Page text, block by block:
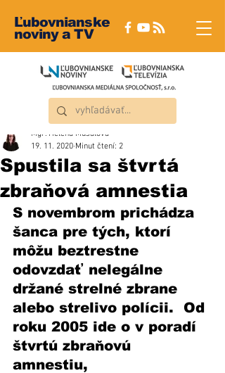
Ľubovnianske
noviny a TV
Spustila sa štvrtá
zbraňová amnestia
Mgr. Helena Musalová
19. 11. 2020 Minut čtení: 2
S novembrom prichádza
šanca pre tých, ktorí
môžu beztrestne
odovzdať nelegálne
držané strelné zbrane
alebo strelivo polícii.  Od
roku 2005 ide o v poradí
štvrtú zbraňovú
amnestiu,